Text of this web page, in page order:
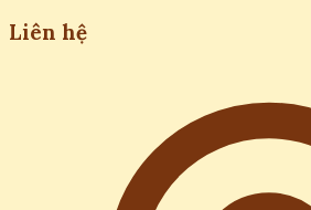
Liên hệ